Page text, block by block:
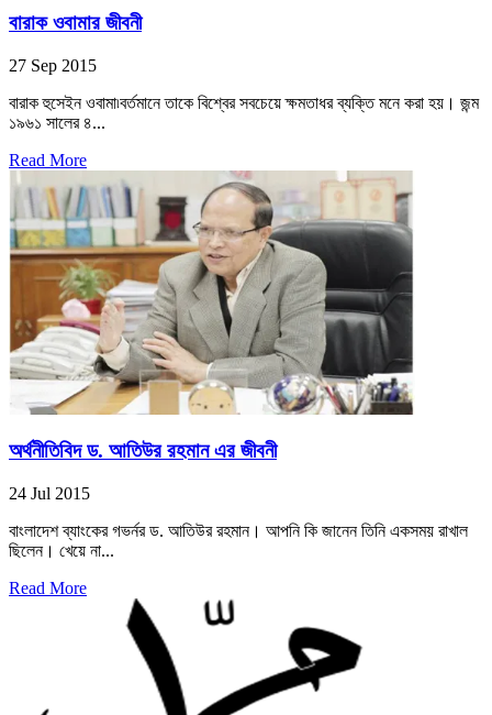
বারাক ওবামার জীবনী
27 Sep 2015
বারাক হুসেইন ওবামা৷বর্তমানে তাকে বিশ্বের সবচেয়ে ক্ষমতাধর ব্যক্তি মনে করা হয়। জন্ম
১৯৬১ সালের ৪...
Read More
অর্থনীতিবিদ ড. আতিউর রহমান এর জীবনী
24 Jul 2015
বাংলাদেশ ব্যাংকের গভর্নর ড. আতিউর রহমান। আপনি কি জানেন তিনি একসময় রাখাল
ছিলেন। খেয়ে না...
Read More